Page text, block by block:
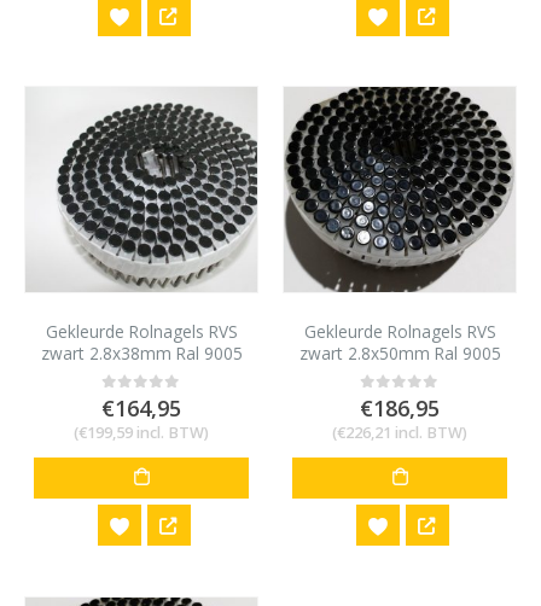
Gekleurde Rolnagels RVS
zwart 2.8x38mm Ral 9005
1200 stuks
0out of 5
€164,95
(€199,59 incl. BTW)
Gekleurde Rolnagels RVS
zwart 2.8x50mm Ral 9005
1200 stuks
0out of 5
€186,95
(€226,21 incl. BTW)